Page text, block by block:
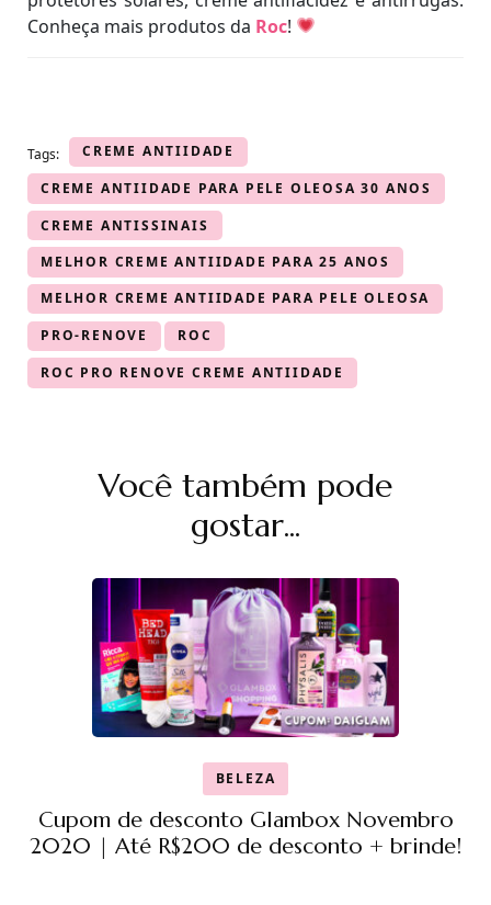
Conheça mais produtos da Roc!
Tags:
CREME ANTIIDADE
CREME ANTIIDADE PARA PELE OLEOSA 30 ANOS
CREME ANTISSINAIS
MELHOR CREME ANTIIDADE PARA 25 ANOS
MELHOR CREME ANTIIDADE PARA PELE OLEOSA
PRO-RENOVE
ROC
ROC PRO RENOVE CREME ANTIIDADE
NavegaçãoVocê também pode
gostar...
BELEZA
Cupom de desconto Glambox Novembro
2020 | Até R$200 de desconto + brinde!